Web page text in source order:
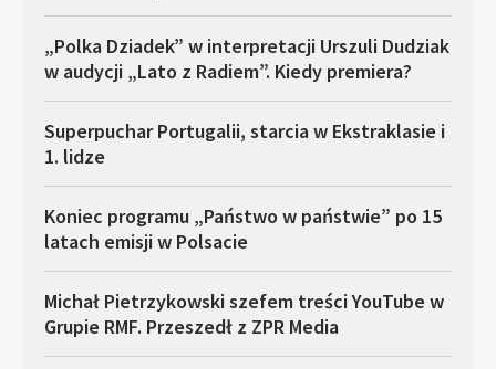
„Polka Dziadek” w interpretacji Urszuli Dudziak
w audycji „Lato z Radiem”. Kiedy premiera?
Superpuchar Portugalii, starcia w Ekstraklasie i
1. lidze
Koniec programu „Państwo w państwie” po 15
latach emisji w Polsacie
Michał Pietrzykowski szefem treści YouTube w
Grupie RMF. Przeszedł z ZPR Media